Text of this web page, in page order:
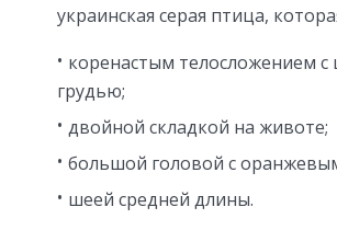
украинская серая птица,
коренастым телосложением
грудью;
двойной складкой на животе;
большой головой с
шеей средней длины.